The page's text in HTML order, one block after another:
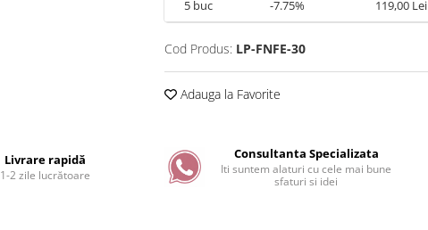
5buc -7.75% 119,00 Lei
Cod Produs: LP-FNFE-30
Adauga la Favorite
Livrare rapidă
1-2 zile lucrătoare
Consultanta Specializata
Iti suntem alaturi cu cele mai bune
sfaturi si idei